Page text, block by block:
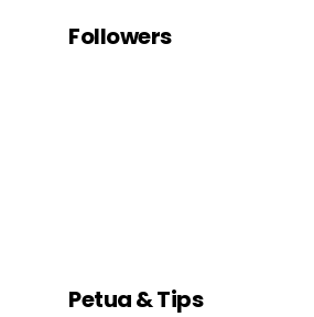
Followers
Petua & Tips